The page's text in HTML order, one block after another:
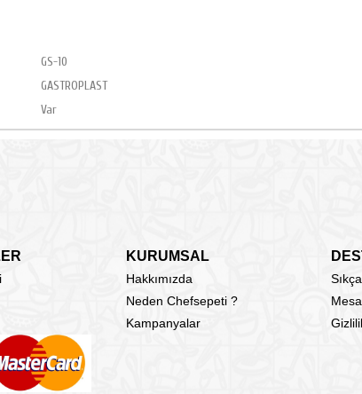
GS-10
GASTROPLAST
Var
KURUMSAL
Hakkımızda
Neden Chefsepeti ?
Kampanyalar